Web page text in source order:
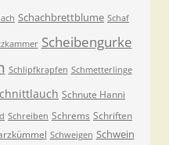
Schachbrettblume Schaf
Scheibengurke
Schlipfkrapfen Schmetterlinge
Schnute Hanni
Schreiben Schrems Schriften
Schweigen Schwein